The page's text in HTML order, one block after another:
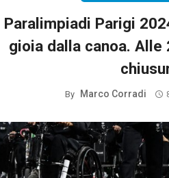
Paralimpiadi Parigi
gioia dalla canoa. Alle
By Marco Corradi